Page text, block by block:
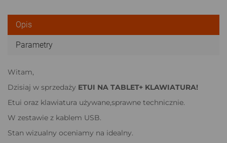
Opis
Parametry
Witam,
Dzisiaj w sprzedaży ETUI NA TABLET+ KLAWIATURA!
Etui oraz klawiatura używane,sprawne technicznie.
W zestawie z kablem USB.
Stan wizualny oceniamy na idealny.